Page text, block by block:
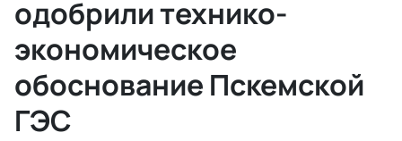
одобрили технико-
экономическое
обоснование Пскемской
ГЭС